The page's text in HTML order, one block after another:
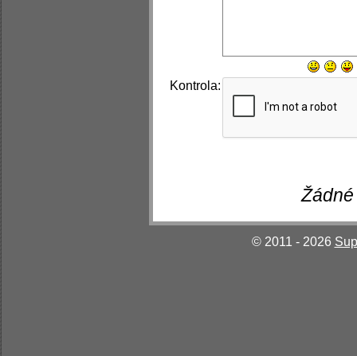
Kontrola:
© 2011 - 2026